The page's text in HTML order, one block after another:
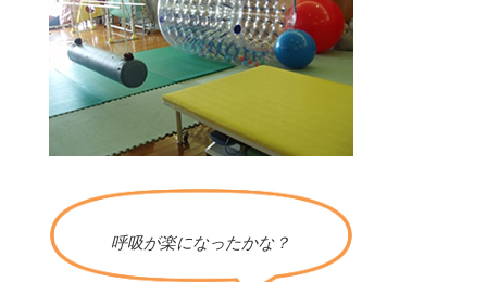
呼吸が楽になったかな？